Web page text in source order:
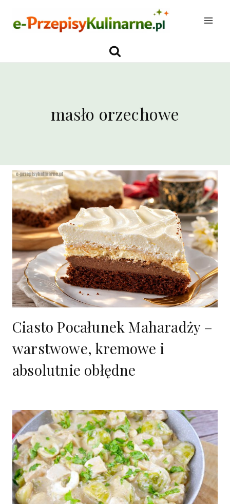
masło orzechowe
Ciasto Pocałunek Maharadży –
warstwowe, kremowe i
absolutnie obłędne